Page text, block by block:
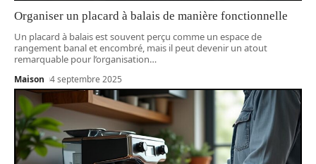
Organiser un placard à balais de manière fonctionnelle
Un placard à balais est souvent perçu comme un espace de
rangement banal et encombré, mais il peut devenir un atout
remarquable pour l’organisation…
Maison 4 septembre 2025